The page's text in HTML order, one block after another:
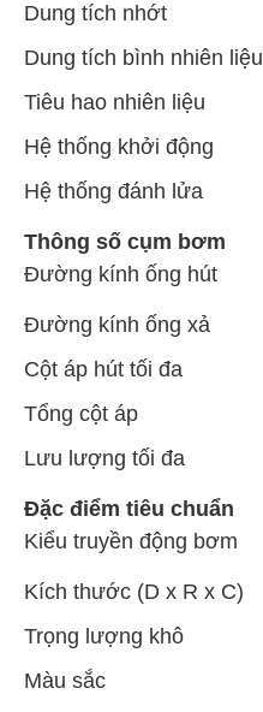
Dung tích nhớt
Dung tích bình nhiên liệu
Tiêu hao nhiên liệu
Hệ thống khởi động
Hệ thống đánh lửa
Thông số cụm bơm
Đường kính ống hút
Đường kính ống xả
Cột áp hút tối đa
Tổng cột áp
Lưu lượng tối đa
Đặc điểm tiêu chuẩn
Kiểu truyền động bơm
Kích thước (D x R x C)
Trọng lượng khô
Màu sắc